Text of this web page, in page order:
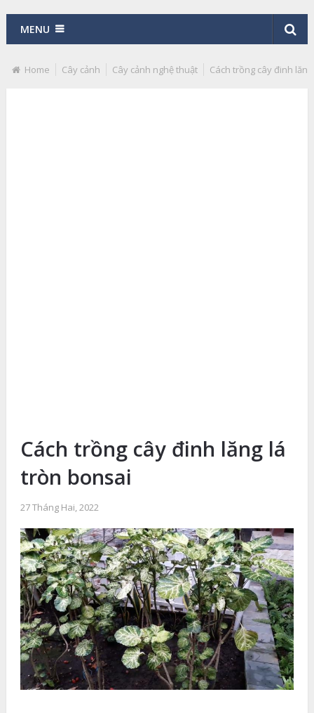
MENU
Home Cây cảnh Cây cảnh nghệ thuật Cách trồng cây đinh
Cách trồng cây đinh lăng lá
tròn bonsai
27 Tháng Hai, 2022